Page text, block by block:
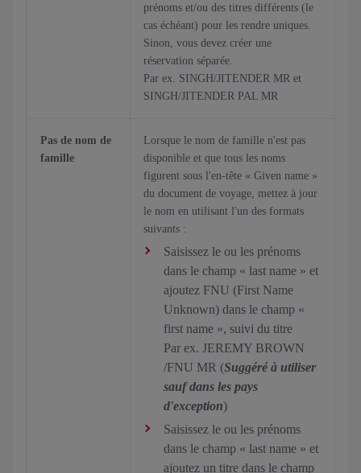
prénoms et/ou des titres différents (le
cas échéant) pour les rendre uniques.
Sinon, vous devez créer une
réservation séparée.
Par ex. SINGH/JITENDER MR et
SINGH/JITENDER PAL MR
Pas de nom de
famille
Lorsque le nom de famille n'est pas
disponible et que tous les noms
figurent sous l'en-tête « Given name »
du document de voyage, mettez à jour
le nom en utilisant l'un des formats
suivants :
Saisissez le ou les prénoms
dans le champ « last name » et
ajoutez FNU (First Name
Unknown) dans le champ «
first name », suivi du titre
Par ex. JEREMY BROWN
/FNU MR (Suggéré à utiliser
sauf dans les pays
d'exception)
Saisissez le ou les prénoms
dans le champ « last name » et
ajoutez un titre dans le champ